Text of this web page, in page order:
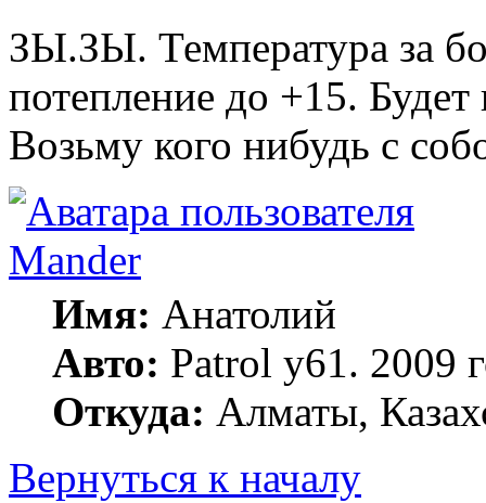
ЗЫ.ЗЫ. Температура за
потепление до +15.
Возьму кого нибудь с
Mander
Имя: Анатолий
Авто: Patrol y61.
Откуда: Алматы,
Вернуться к началу